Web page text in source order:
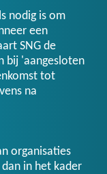
nodig is om
een
SNG de
bij 'aangesloten
tot
na
organisaties
in het kader